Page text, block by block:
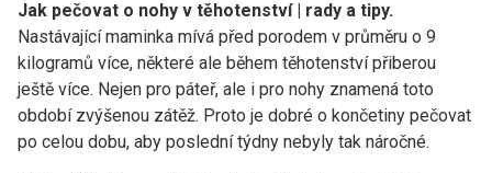
Jak pečovat o nohy v těhotenství | rady a tipy.
Nastávající maminka mívá před porodem v průměru o 9
kilogramů více, některé ale během těhotenství přiberou
ještě více. Nejen pro páteř, ale i pro nohy znamená toto
období zvýšenou zátěž. Proto je dobré o končetiny pečovat
po celou dobu, aby poslední týdny nebyly tak náročné.